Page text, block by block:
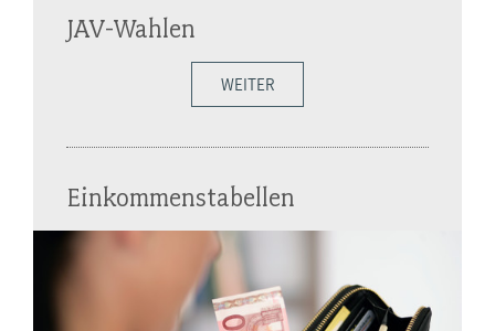
JAV-Wahlen
WEITER
Einkommenstabellen